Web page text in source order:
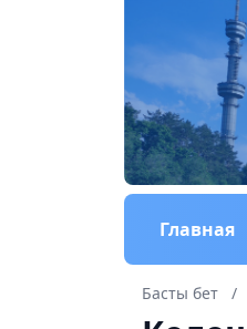
Главная
Басты бет /